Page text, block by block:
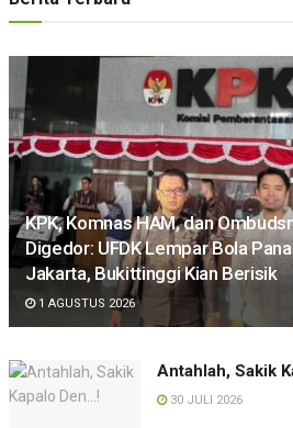
KPK, Komnas HAM, dan
Digedor: UFDK Lempar Bola
Jakarta, Bukittinggi Kian Berisik
1 AGUSTUS 2026
Antahlah, Sakik
30 JULI 2026